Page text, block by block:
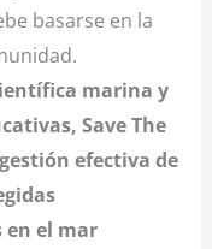
basarse en la
marina y
Save The
efectiva de
en el mar